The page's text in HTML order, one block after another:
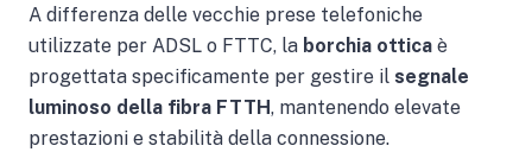
A differenza delle vecchie prese telefoniche
utilizzate per ADSL o FTTC, la borchia ottica è
progettata specificamente per gestire il segnale
luminoso della fibra FTTH, mantenendo elevate
prestazioni e stabilità della connessione.